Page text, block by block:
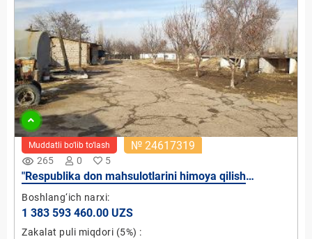
remove_red_eye 265 0 5
Muddatli bo‘lib to‘lash № 24617319
"Respublika don mahsulotlarini himoya qilish
ekspeditsiyasi" MChJ ustav fondidagi 100 foiz davlat
ulushi
Boshlang‘ich narxi:
1 383 593 460.00 UZS
Zakalat puli miqdori (5%) :